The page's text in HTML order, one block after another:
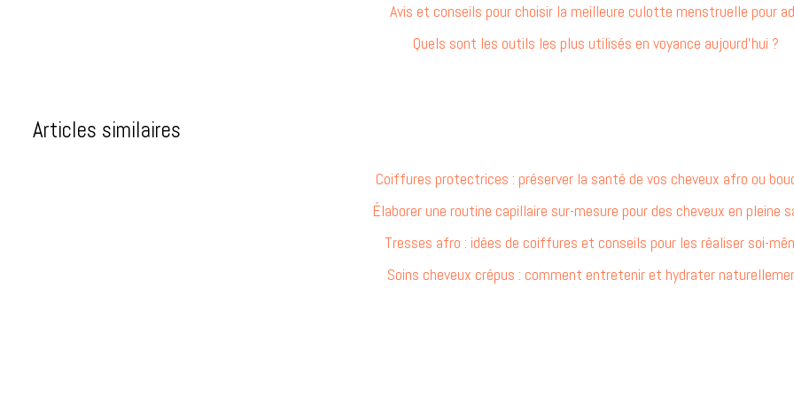
Avis et conseils pour choisir la meilleure culotte menstruelle pour
Quels sont les outils les plus utilisés en voyance aujourd’hui ?
Articles similaires
Coiffures protectrices : préserver la santé de vos cheveux afro ou
Élaborer une routine capillaire sur-mesure pour des cheveux en pleine
Tresses afro : idées de coiffures et conseils pour les réaliser soi-
Soins cheveux crépus : comment entretenir et hydrater